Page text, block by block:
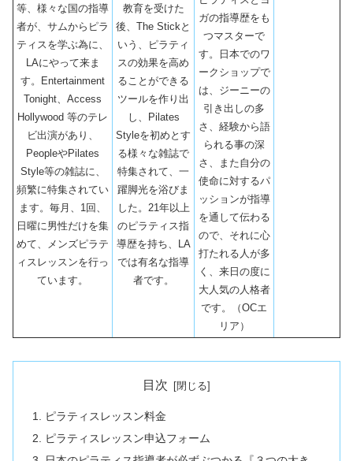
等、様々な国の指導
者が、サムからピラ
ティスを学ぶ為に、
LAにやって来ま
す。Entertainment
Tonight、Access
Hollywood 等のテレ
ビ出演があり、
PeopleやPilates
Style等の雑誌に、
頻繁に特集されてい
ます。毎月、1回、
日曜に男性だけを集
めて、メンズピラテ
ィスレッスンを行っ
ています。
教育を受けた
後、The Stickと
いう、ピラティ
スの効果を高め
ることができる
ツールを作り出
し、Pilates
Styleを初めとす
る様々な雑誌で
特集されて、一
躍脚光を浴びま
した。21年以上
のピラティス指
導歴を持ち、LA
では有名な指導
者です。
ガの指導歴をも
つマスターで
す。日本でのワ
ークショップで
は、ジーニーの
引き出しの多
さ、経験から語
られる事の深
さ、また自分の
使命に対するパ
ッションが指導
を通して伝わる
ので、それに心
打たれる人が多
く、来日の度に
大人気の人格者
です。（OCエ
リア）
目次
ピラティスレッスン料金
ピラティスレッスン申込フォーム